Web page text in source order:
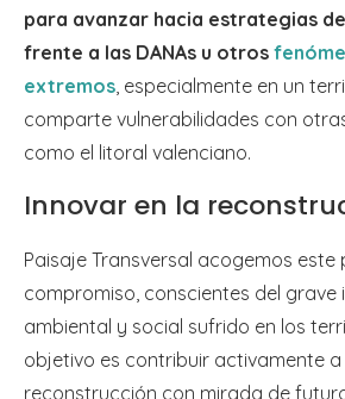
para avanzar hacia estrategias
frente a las DANAs u otros
extremos, especialmente en un
comparte vulnerabilidades con
como el litoral valenciano.
Innovar en la
Paisaje Transversal acogemos
compromiso, conscientes del grave
ambiental y social sufrido en los
objetivo es contribuir activamente a
reconstrucción con mirada de